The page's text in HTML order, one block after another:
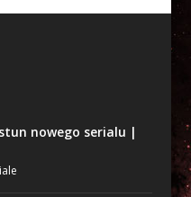
nowego serialu |